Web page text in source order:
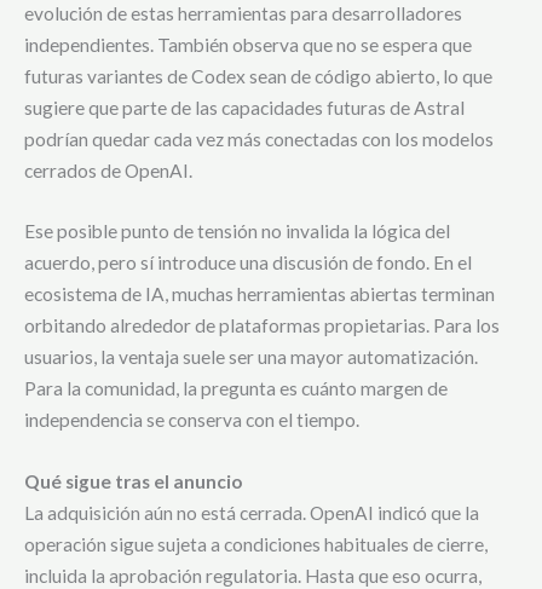
evolución de estas herramientas para desarrolladores
independientes. También observa que no se espera que
futuras variantes de Codex sean de código abierto, lo que
sugiere que parte de las capacidades futuras de Astral
podrían quedar cada vez más conectadas con los modelos
cerrados de OpenAI.
Ese posible punto de tensión no invalida la lógica del
acuerdo, pero sí introduce una discusión de fondo. En el
ecosistema de IA, muchas herramientas abiertas terminan
orbitando alrededor de plataformas propietarias. Para los
usuarios, la ventaja suele ser una mayor automatización.
Para la comunidad, la pregunta es cuánto margen de
independencia se conserva con el tiempo.
Qué sigue tras el anuncio
La adquisición aún no está cerrada. OpenAI indicó que la
operación sigue sujeta a condiciones habituales de cierre,
incluida la aprobación regulatoria. Hasta que eso ocurra,